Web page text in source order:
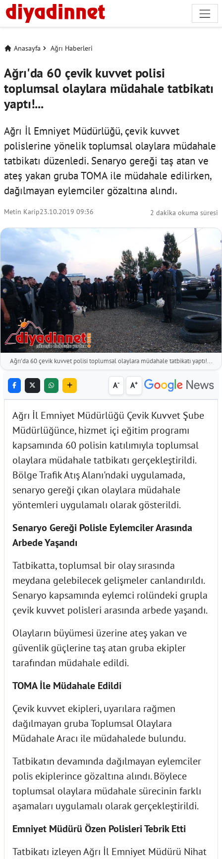
Anasayfa Ağrı Haberleri
Ağrı'da 60 çevik kuvvet polisi
toplumsal olaylara müdahale tatbikatı
yaptı!...
Ağrı İl Emniyet Müdürlüğü, çevik kuvvet
polislerine yönelik toplumsal olaylara müdahale
tatbikatı düzenledi. Senaryo gereği taş atan ve
ateş yakan gruba TOMA ile müdahale edilirken,
dağılmayan eylemciler gözaltına alındı.
Metin Karip23.10.2019 09:36 2 dakika okuma süresi
Ağrı'da 60 çevik kuvvet polisi toplumsal olaylara müdahale tatbikatı yaptı!...
A- A+
Ağrı İl Emniyet Müdürlüğü Çevik Kuvvet Şube
Müdürlüğünce, hizmet içi eğitim programı
kapsamında 60 polisin katılımıyla toplumsal
olaylara müdahale tatbikatı gerçekleştirildi.
Bölge Trafik Atış Alanı'ndaki uygulamada,
senaryo gereği çıkan olaylara müdahale
yöntemleri uygulamalı olarak gösterildi.
Senaryo Gereği Polisle Eylemciler Arasında
Arbede Yaşandı
Tatbikatta, toplumsal bir olay sırasında
meydana gelebilecek gelişmeler canlandırıldı.
Senaryo kapsamında eylemci rolündeki grupla
çevik kuvvet polisleri arasında arbede yaşandı.
Olayların büyümesi üzerine ateş yakan ve
güvenlik güçlerine taş atan gruba ekipler
tarafından müdahale edildi.
TOMA İle Müdahale Edildi
Çevik kuvvet ekipleri, uyarılara rağmen
dağılmayan gruba Toplumsal Olaylara
Müdahale Aracı ile müdahalede bulundu.
Tatbikatın devamında dağılmayan eylemciler
polis ekiplerince gözaltına alındı. Böylece
toplumsal olaylara müdahale sürecinin farklı
aşamaları uygulamalı olarak gerçekleştirildi.
Emniyet Müdürü Özen Polisleri Tebrik Etti
Tatbikatı izleyen Ağrı İl Emniyet Müdürü Nihat